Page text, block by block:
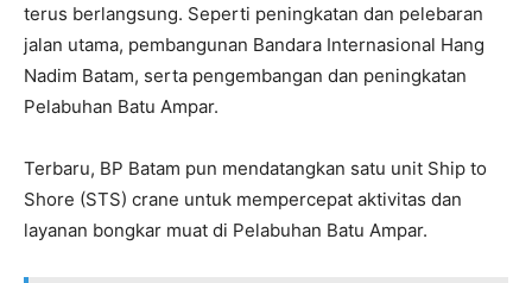
terus berlangsung. Seperti peningkatan dan pelebaran
jalan utama, pembangunan Bandara Internasional Hang
Nadim Batam, serta pengembangan dan peningkatan
Pelabuhan Batu Ampar.
Terbaru, BP Batam pun mendatangkan satu unit Ship to
Shore (STS) crane untuk mempercepat aktivitas dan
layanan bongkar muat di Pelabuhan Batu Ampar.